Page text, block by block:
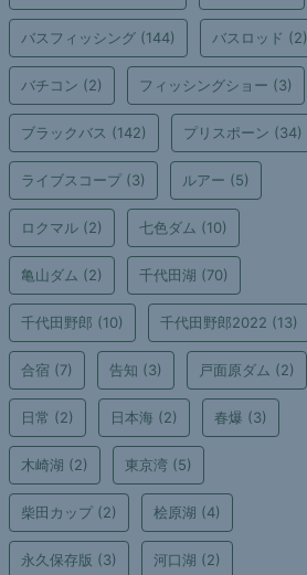
バスフィッシング (144) バスロッド (2)
バチコン (2) フィッシングショー (3)
ブラックバス (142) プリスポーン (34)
ライブスコープ (3) ルアー (5)
ロクマル (2) 七色ダム (10)
亀山ダム (2) 千代田湖 (70)
千代田野郎 (10) 千代田野郎2022 (13)
合宿 (7) 告知 (3) 戸面原ダム (2)
日常 (2) 日本海 (2) 春爆 (3)
木崎湖 (2) 東京湾 (5)
柴田カップ (2) 桧原湖 (4)
永久保存版 (3) 河口湖 (2)